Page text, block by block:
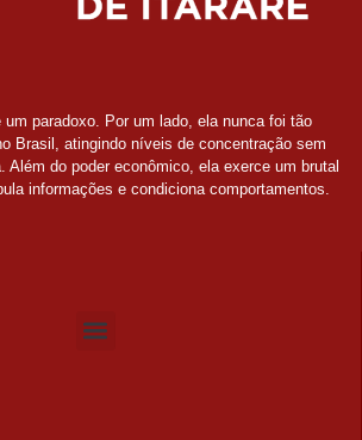
paradoxo. Por um lado, ela nunca foi tão
Brasil, atingindo níveis de concentração sem
Além do poder econômico, ela exerce um brutal
informações e condiciona comportamentos.